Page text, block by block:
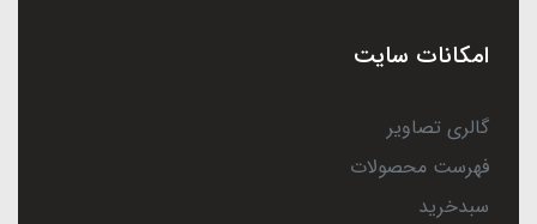
امکانات سایت
گالری تصاویر
فهرست محصولات
سبدخرید